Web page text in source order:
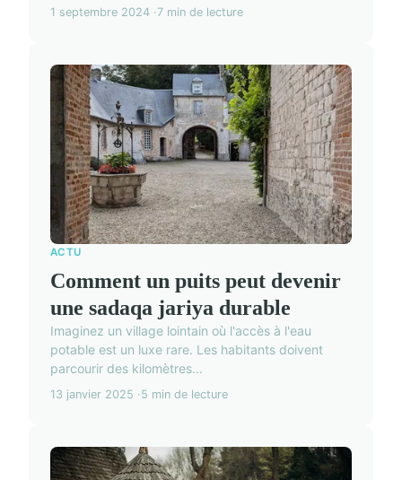
1 septembre 2024 7 min de lecture
ACTU
Comment un puits peut devenir
une sadaqa jariya durable
Imaginez un village lointain où l'accès à l'eau
potable est un luxe rare. Les habitants doivent
parcourir des kilomètres...
13 janvier 2025 5 min de lecture